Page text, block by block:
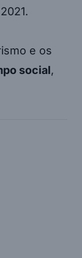
e os
social,